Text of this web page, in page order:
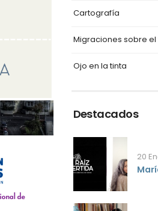
Cartografía
Migraciones sobre el
Ojo en la tinta
Destacados
20